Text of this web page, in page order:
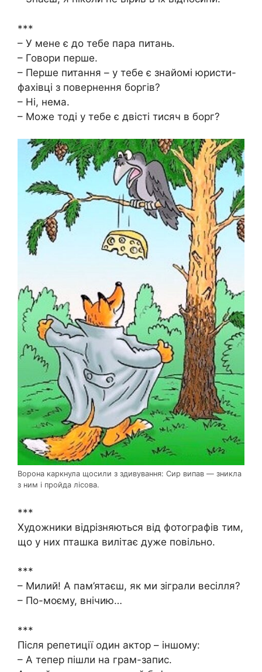
***
– У мене є до тебе пара питань.
– Говори перше.
– Перше питання – у тебе є знайомі юристи-
фахівці з повернення боргів?
– Ні, нема.
– Може тоді у тебе є двісті тисяч в борг?
Ворона каркнула щосили з здивування: Сир випав — зникла
з ним і пройда лісова.
***
Художники відрізняються від фотографів тим,
що у них пташка вилітає дуже повільно.
***
– Милий! А пам’ятаєш, як ми зіграли весілля?
– По-моєму, внічию…
***
Після репетиції один актор – іншому:
– А тепер пішли на грам-запис.